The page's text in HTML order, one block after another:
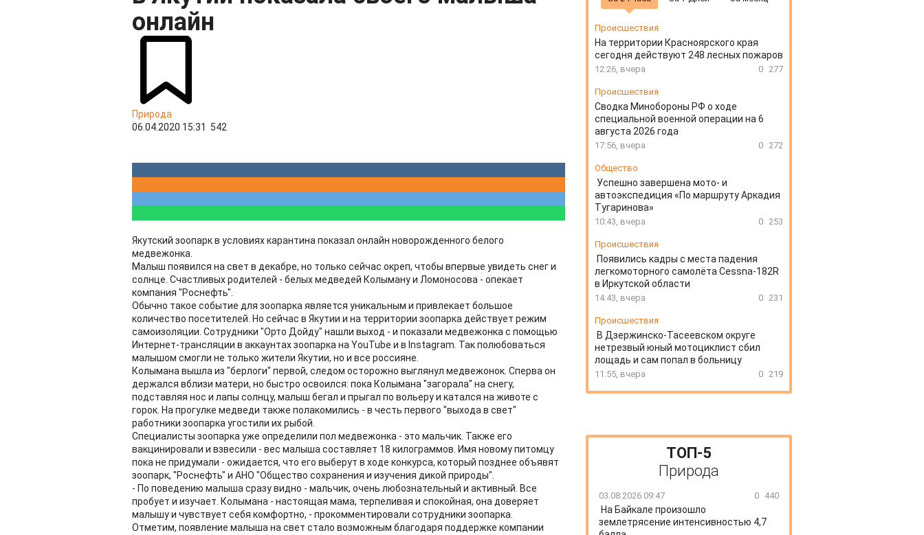
онлайн
Природа
06.04.2020 15:31
542
Якутский зоопарк в условиях карантина показал онлайн новорожденного белого
медвежонка.
Малыш появился на свет в декабре, но только сейчас окреп, чтобы впервые увидеть снег и
солнце. Счастливых родителей - белых медведей Колыману и Ломоносова - опекает
компания "Роснефть".
Обычно такое событие для зоопарка является уникальным и привлекает большое
количество посетителей. Но сейчас в Якутии и на территории зоопарка действует режим
самоизоляции. Сотрудники "Орто Дойду" нашли выход - и показали медвежонка с помощью
Интернет-трансляции в аккаунтах зоопарка на YouTube и в Instagram. Так полюбоваться
малышом смогли не только жители Якутии, но и все россияне.
Колымана вышла из "берлоги" первой, следом осторожно выглянул медвежонок. Сперва он
держался вблизи матери, но быстро освоился: пока Колымана "загорала" на снегу,
подставляя нос и лапы солнцу, малыш бегал и прыгал по вольеру и катался на животе с
горок. На прогулке медведи также полакомились - в честь первого "выхода в свет"
работники зоопарка угостили их рыбой.
Специалисты зоопарка уже определили пол медвежонка - это мальчик. Также его
вакцинировали и взвесили - вес малыша составляет 18 килограммов. Имя новому питомцу
пока не придумали - ожидается, что его выберут в ходе конкурса, который позднее объявят
зоопарк, "Роснефть" и АНО "Общество сохранения и изучения дикой природы".
- По поведению малыша сразу видно - мальчик, очень любознательный и активный. Все
пробует и изучает. Колымана - настоящая мама, терпеливая и спокойная, она доверяет
малышу и чувствует себя комфортно, - прокомментировали сотрудники зоопарка.
Отметим, появление малыша на свет стало возможным благодаря поддержке компании
Происшествия
На территории Красноярского края
сегодня действуют 248 лесных пожаров
12:26, вчера 0 277
Происшествия
Сводка Минобороны РФ о ходе
специальной военной операции на 6
августа 2026 года
17:56, вчера 0 272
Общество
Успешно завершена мото- и
автоэкспедиция «По маршруту Аркадия
Тугаринова»
10:43, вчера 0 253
Происшествия
Появились кадры с места падения
легкомоторного самолёта Cessna-182R
в Иркутской области
14:43, вчера 0 231
Происшествия
В Дзержинско-Тасеевском округе
нетрезвый юный мотоциклист сбил
лощадь и сам попал в больницу
11:55, вчера 0 219
ТОП-5
Природа
03.08.2026 09:47 0 440
На Байкале произошло
землетрясение интенсивностью 4,7